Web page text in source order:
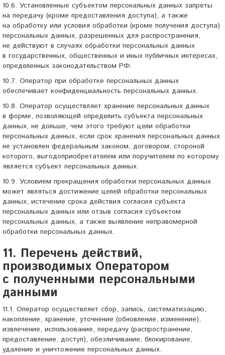
10.6. Установленные субъектом персональных данных запреты
на передачу (кроме предоставления доступа), а также
на обработку или условия обработки (кроме получения доступа)
персональных данных, разрешенных для распространения,
не действуют в случаях обработки персональных данных
в государственных, общественных и иных публичных интересах,
определенных законодательством РФ.
10.7. Оператор при обработке персональных данных
обеспечивает конфиденциальность персональных данных.
10.8. Оператор осуществляет хранение персональных данных
в форме, позволяющей определить субъекта персональных
данных, не дольше, чем этого требуют цели обработки
персональных данных, если срок хранения персональных данных
не установлен федеральным законом, договором, стороной
которого, выгодоприобретателем или поручителем по которому
является субъект персональных данных.
10.9. Условием прекращения обработки персональных данных
может являться достижение целей обработки персональных
данных, истечение срока действия согласия субъекта
персональных данных или отзыв согласия субъектом
персональных данных, а также выявление неправомерной
обработки персональных данных.
11. Перечень действий,
производимых Оператором
с полученными персональными
данными
11.1. Оператор осуществляет сбор, запись, систематизацию,
накопление, хранение, уточнение (обновление, изменение),
извлечение, использование, передачу (распространение,
предоставление, доступ), обезличивание, блокирование,
удаление и уничтожение персональных данных.